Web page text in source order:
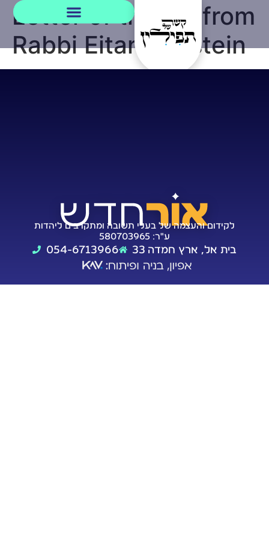
Letter of thanks from
Rabbi Eitan Eckstein
לקידום והעצמה של בעלי תשובה ומתקרבים ליהדות
ע"ר: 580703965
054-6713966 בית אל, ארץ חמדה 33